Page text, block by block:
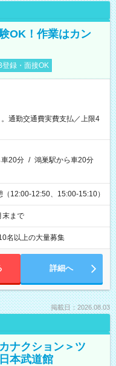
OK！作業はカン
登録・面接OK
通勤交通費実費支払／上限4
車20分 / 鴻巣駅から車20分
12:00-12:50、15:00-15:10）
末まで
名以上の大量募集
詳細へ
掲載日：2026.08.03
ナクション＞ツ
本武道館